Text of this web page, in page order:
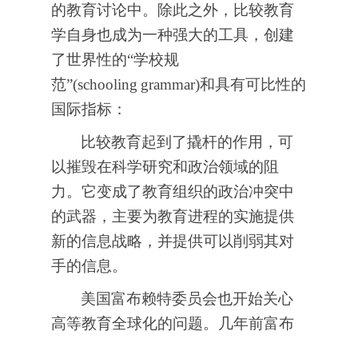
的教育讨论中。除此之外，比较教育
学自身也成为一种强大的工具，创建
了世界性的“学校规
范”(schooling grammar)和具有可比性的
国际指标：
比较教育起到了撬杆的作用，可
以摧毁在科学研究和政治领域的阻
力。它变成了教育组织的政治冲突中
的武器，主要为教育进程的实施提供
新的信息战略，并提供可以削弱其对
手的信息。
美国富布赖特委员会也开始关心
高等教育全球化的问题。几年前富布